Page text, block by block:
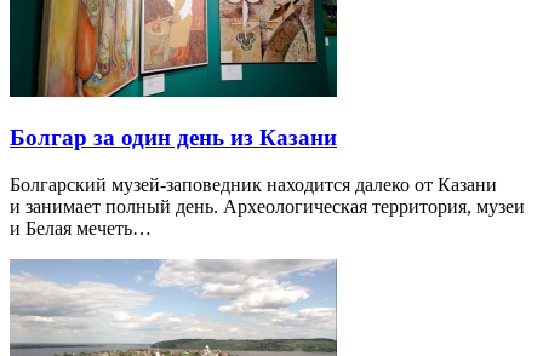
Болгар за один день из Казани
Болгарский музей-заповедник находится далеко от Казани
и занимает полный день. Археологическая территория, музеи
и Белая мечеть…